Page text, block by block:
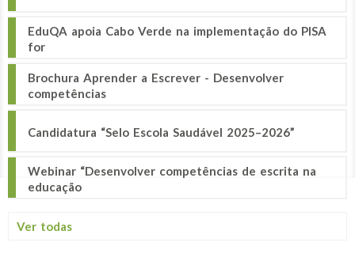
EduQA apoia Cabo Verde na implementação do PISA
for
Brochura Aprender a Escrever - Desenvolver
competências
Candidatura “Selo Escola Saudável 2025–2026”
Webinar “Desenvolver competências de escrita na
educação
Ver todas